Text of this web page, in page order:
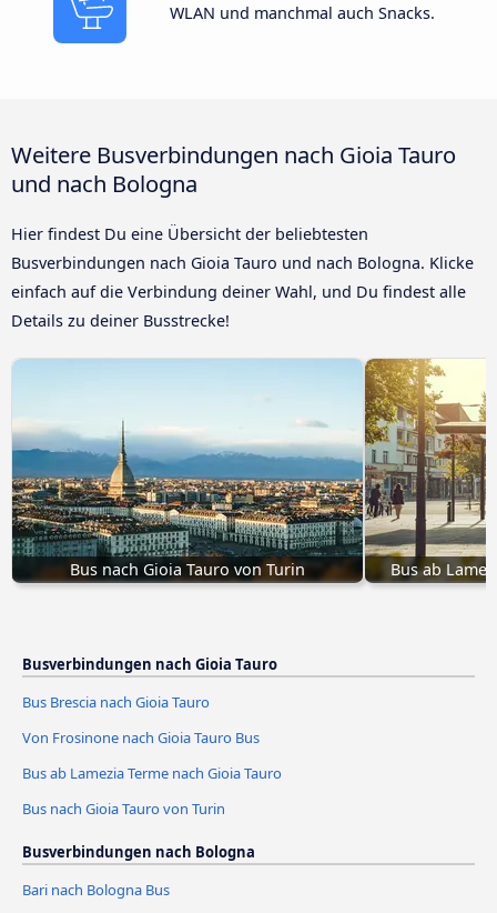
WLAN und manchmal auch Snacks.
Weitere Busverbindungen nach Gioia Tauro
und nach Bologna
Hier findest Du eine Übersicht der beliebtesten
Busverbindungen nach Gioia Tauro und nach Bologna. Klicke
einfach auf die Verbindung deiner Wahl, und Du findest alle
Details zu deiner Busstrecke!
Bus nach Gioia Tauro von Turin Bus ab
Busverbindungen nach Gioia Tauro
Bus Brescia nach Gioia Tauro
Von Frosinone nach Gioia Tauro Bus
Bus ab Lamezia Terme nach Gioia Tauro
Bus nach Gioia Tauro von Turin
Busverbindungen nach Bologna
Bari nach Bologna Bus